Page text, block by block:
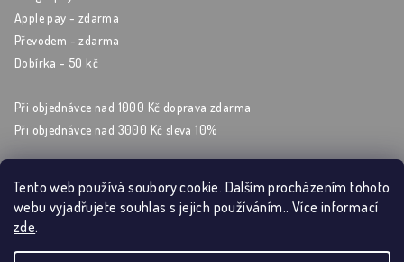
Tento web používá soubory cookie. Dalším procházením tohoto
webu vyjadřujete souhlas s jejich používáním.. Více informací
zde.
Apple pay - zdarma
Převodem - zdarma
Dobírka - 50 kč
Při objednávce nad 1000 Kč doprava zdarma
Při objednávce nad 3000 Kč sleva 10%
Sleduj nás na sockách